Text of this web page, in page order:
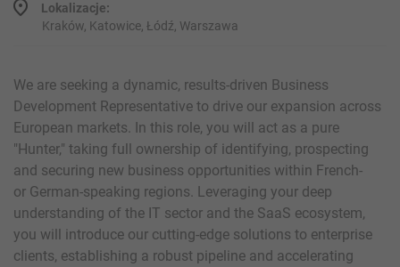
Lokalizacje:
Kraków, Katowice, Łódź, Warszawa
We are seeking a dynamic, results-driven Business
Development Representative to drive our expansion across
European markets. In this role, you will act as a pure
"Hunter," taking full ownership of identifying, prospecting
and securing new business opportunities within French-
or German-speaking regions. Leveraging your deep
understanding of the IT sector and the SaaS ecosystem,
you will introduce our cutting-edge solutions to enterprise
clients, establishing a robust pipeline and accelerating